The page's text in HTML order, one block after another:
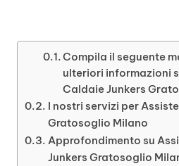
Compila il seguente
ulteriori informazioni
Caldaie Junkers
I nostri servizi per
Gratosoglio Milano
Approfondimento su
Junkers Gratosoglio